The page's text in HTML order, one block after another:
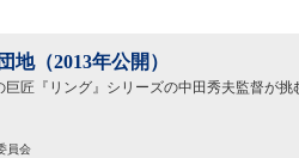
地（2013年公開）
巨匠『リング』シリーズの中田秀夫監督が挑
員会